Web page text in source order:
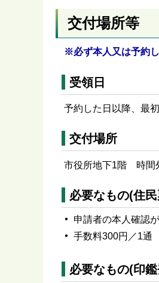
交付場所等
※必ず本人又は予約
受領日
予約した日以降、最
交付場所
市役所地下1階 時間
必要なもの(住
申請者の本人確認
手数料300円／1通
必要なもの(印